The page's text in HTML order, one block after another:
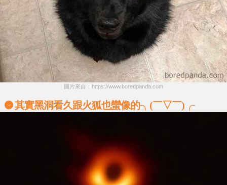
圖片來自：https://www.boredpanda.com
其實黑洞看久跟火狐也蠻像的╮(￣▽￣)╭